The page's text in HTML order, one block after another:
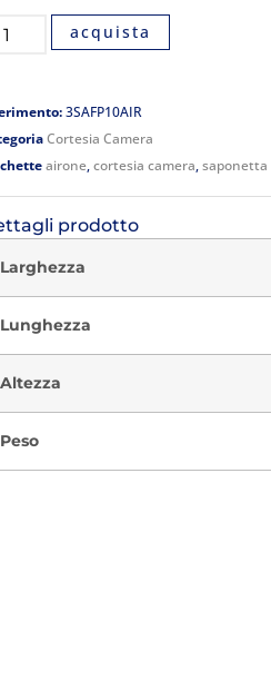
acquista
3SAFP10AIR
Cortesia Camera
airone,cortesia camera,saponetta
prodotto
Larghezza
Lunghezza
Altezza
Peso